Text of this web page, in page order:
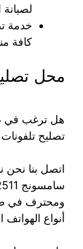
لصيانة
خدمة
كافة
محل
هل ترغب في
تصليح
اتصل بنا نحن
ومحترف في
أنواع الهواتف